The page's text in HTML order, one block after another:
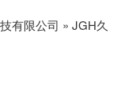
有限公司 » JGH久